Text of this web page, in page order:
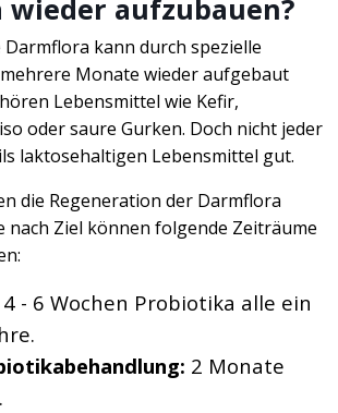
wieder aufzubauen?
Darmflora kann durch spezielle
Monate wieder aufgebaut
Lebensmittel wie Kefir,
oder saure Gurken. Doch nicht jeder
laktosehaltigen Lebensmittel gut.
die Regeneration der Darmflora
nach Ziel können folgende Zeiträume
4 - 6 Wochen Probiotika alle ein
2 Monate